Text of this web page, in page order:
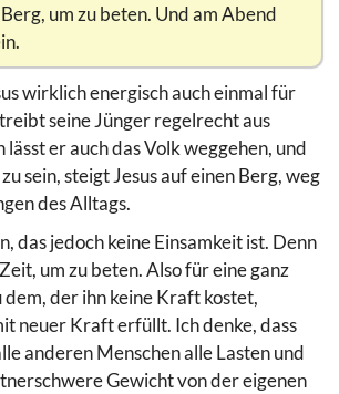
um zu beten. Und am Abend
wirklich energisch auch einmal für
seine Jünger regelrecht aus
lässt er auch das Volk weggehen, und
sein, steigt Jesus auf einen Berg, weg
des Alltags.
das jedoch keine Einsamkeit ist. Denn
um zu beten. Also für eine ganz
dem, der ihn keine Kraft kostet,
neuer Kraft erfüllt. Ich denke, dass
anderen Menschen alle Lasten und
Gewicht von der eigenen